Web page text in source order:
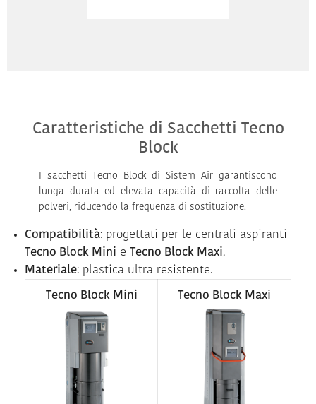
Caratteristiche di Sacchetti Tecno
Block
I sacchetti Tecno Block di Sistem Air garantiscono
lunga durata ed elevata capacità di raccolta delle
polveri, riducendo la frequenza di sostituzione.
Compatibilità: progettati per le centrali aspiranti
Tecno Block Mini e Tecno Block Maxi.
Materiale: plastica ultra resistente.
Tecno Block Mini Tecno Block Maxi